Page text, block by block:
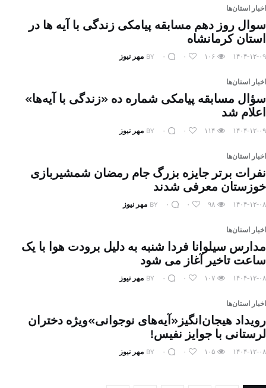
اخبار استان‌ها
سوال روز دهم مسابقه پیامکی زندگی با آیه ها در
استان کرمانشاه
۱۴۰۴-۱۲-۰۹ ۱۰۶ ۰ ۰ BY مهر نیوز
اخبار استان‌ها
سؤال مسابقه پیامکی شماره ده «زندگی با آیه‌ها»
اعلام شد
۱۴۰۴-۱۲-۰۹ ۱۱۴ ۰ ۰ BY مهر نیوز
اخبار استان‌ها
نفرات برتر جایزه بزرگ جام رمضان شمشیربازی
خوزستان معرفی شدند
۱۴۰۴-۱۲-۰۸ ۹۸ ۰ ۰ BY مهر نیوز
اخبار استان‌ها
مدارس سیلوانا فردا شنبه به دلیل برودت هوا با یک
ساعت تاخیر آغاز می شود
۱۴۰۴-۱۲-۰۸ ۱۰۷ ۰ ۰ BY مهر نیوز
اخبار استان‌ها
رویداد هیجان‌انگیز«آیه‌های نوجوانی»ویژه دختران
لرستانی با جوایز نفیس!
۱۴۰۴-۱۲-۰۸ ۱۰۵ ۰ ۰ BY مهر نیوز